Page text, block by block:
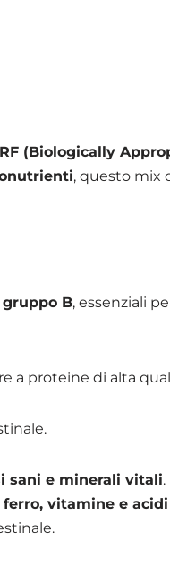
(Biologically
, questo mix
B, essenziali
a proteine di alta
sani e minerali vitali
vitamine e